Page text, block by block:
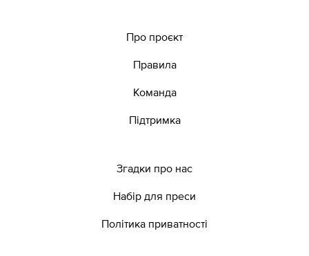
Про проєкт
Правила
Команда
Підтримка
Згадки про нас
Набір для преси
Політика приватності